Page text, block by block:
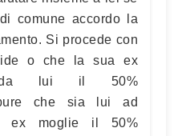
comune accordo la
Si procede con
o che la sua ex
da lui il 50%
che sia lui ad
ex moglie il 50%